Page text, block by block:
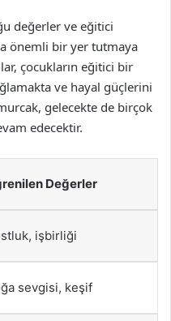
değerler ve eğitici
önemli bir yer tutmaya
çocukların eğitici bir
ve hayal güçlerini
gelecekte de birçok
edecektir.
Değerler
işbirliği
sevgisi, keşif